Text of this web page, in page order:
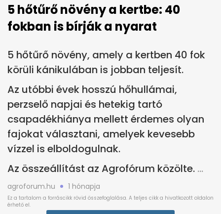
5 hőtűrő növény a kertbe: 40
fokban is bírják a nyarat
5 hőtűrő növény, amely a kertben 40 fok
körüli kánikulában is jobban teljesít.
Az utóbbi évek hosszú hőhullámai,
perzselő napjai és hetekig tartó
csapadékhiánya mellett érdemes olyan
fajokat választani, amelyek kevesebb
vízzel is elboldogulnak.
Az összeállítást az Agrofórum közölte.
agroforum.hu 1 hónapja